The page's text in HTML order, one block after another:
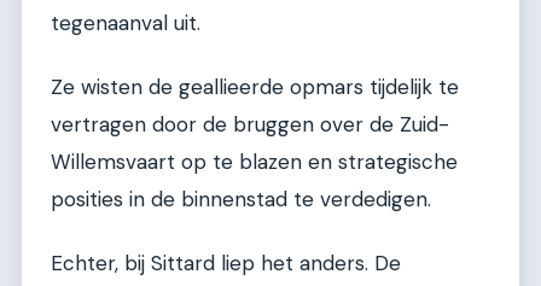
tegenaanval uit.
Ze wisten de geallieerde opmars tijdelijk te
vertragen door de bruggen over de Zuid-
Willemsvaart op te blazen en strategische
posities in de binnenstad te verdedigen.
Echter, bij Sittard liep het anders. De